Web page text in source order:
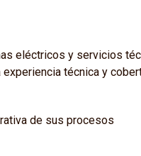
eléctricos y servicios
técnica y
de sus procesos